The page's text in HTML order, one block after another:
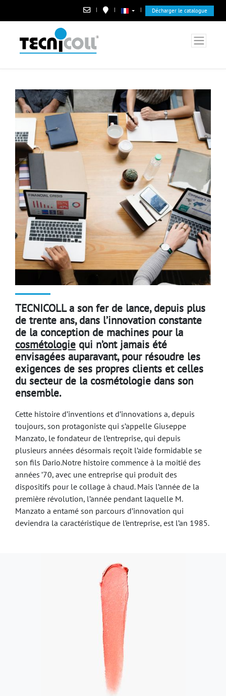
| | | Décharger le catalogue
TECNICOLL a son fer de lance, depuis plus
de trente ans, dans l’innovation constante
de la conception de machines pour la
cosmétologie qui n’ont jamais été
envisagées auparavant, pour résoudre les
exigences de ses propres clients et celles
du secteur de la cosmétologie dans son
ensemble.
Cette histoire d’inventions et d’innovations a, depuis
toujours, son protagoniste qui s’appelle Giuseppe
Manzato, le fondateur de l’entreprise, qui depuis
plusieurs années désormais reçoit l’aide formidable se
son fils Dario.Notre histoire commence à la moitié des
années ’70, avec une entreprise qui produit des
dispositifs pour le collage à chaud. Mais l’année de la
première révolution, l’année pendant laquelle M.
Manzato a entamé son parcours d’innovation qui
deviendra la caractéristique de l’entreprise, est l’an 1985.